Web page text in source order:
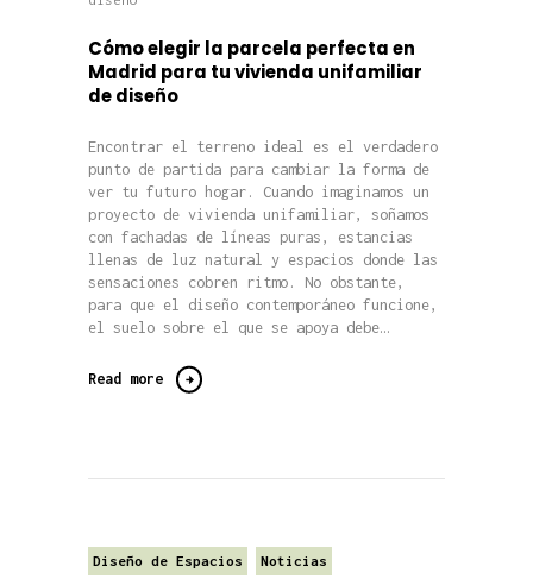
Cómo elegir la parcela perfecta en
Madrid para tu vivienda unifamiliar
de diseño
Encontrar el terreno ideal es el verdadero
punto de partida para cambiar la forma de
ver tu futuro hogar. Cuando imaginamos un
proyecto de vivienda unifamiliar, soñamos
con fachadas de líneas puras, estancias
llenas de luz natural y espacios donde las
sensaciones cobren ritmo. No obstante,
para que el diseño contemporáneo funcione,
el suelo sobre el que se apoya debe…
Read more
Diseño de Espacios Noticias